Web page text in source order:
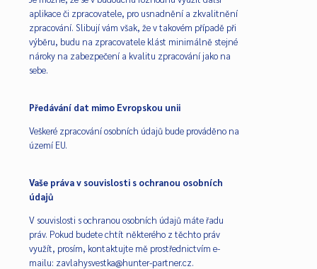
aplikace či zpracovatele, pro usnadnění a zkvalitnění
zpracování. Slibují vám však, že v takovém případě při
výběru, budu na zpracovatele klást minimálně stejné
nároky na zabezpečení a kvalitu zpracování jako na
sebe.
Předávání dat mimo Evropskou unii
Veškeré zpracování osobních údajů bude prováděno na
území EU.
Vaše práva v souvislosti s ochranou osobních
údajů
V souvislosti s ochranou osobních údajů máte řadu
práv. Pokud budete chtít některého z těchto práv
využít, prosím, kontaktujte mě prostřednictvím e-
mailu: zavlahysvestka@hunter-partner.cz.